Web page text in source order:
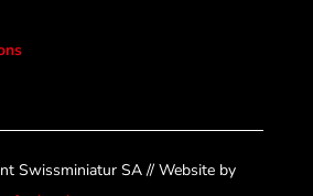
Swissminiatur SA // Website by